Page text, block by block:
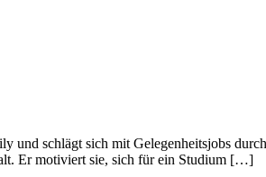
und schlägt sich mit Gelegenheitsjobs
Er motiviert sie, sich für ein Studium […]